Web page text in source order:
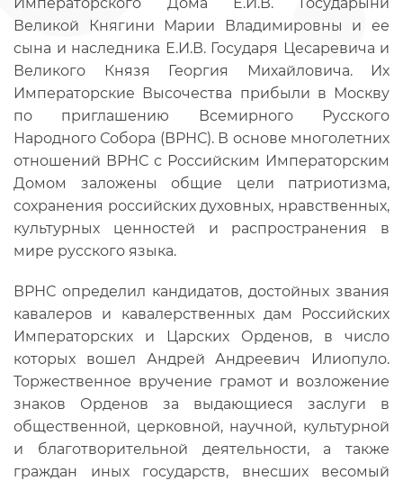
Великой Княгини Марии Владимировны и ее
сына и наследника Е.И.В. Государя Цесаревича и
Великого Князя Георгия Михайловича. Их
Императорские Высочества прибыли в Москву
по приглашению Всемирного Русского
Народного Собора (ВРНС). В основе многолетних
отношений ВРНС с Российским Императорским
Домом заложены общие цели патриотизма,
сохранения российских духовных, нравственных,
культурных ценностей и распространения в
мире русского языка.
ВРНС определил кандидатов, достойных звания
кавалеров и кавалерственных дам Российских
Императорских и Царских Орденов, в число
которых вошел Андрей Андреевич Илиопуло.
Торжественное вручение грамот и возложение
знаков Орденов за выдающиеся заслуги в
общественной, церковной, научной, культурной
и благотворительной деятельности, а также
граждан иных государств, внесших весомый